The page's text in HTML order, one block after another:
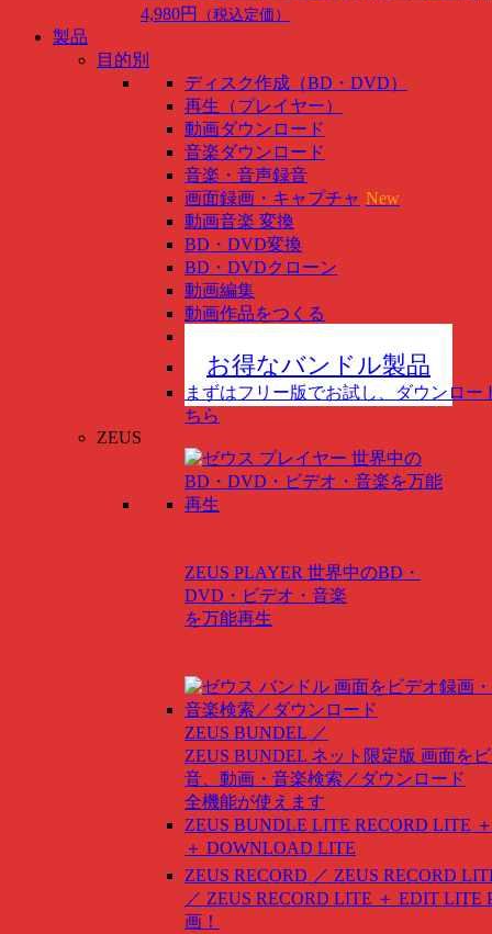
4,980円
（税込定価）
製品
目的別
ディスク作成（BD・DVD）
再生（プレイヤー）
動画ダウンロード
音楽ダウンロード
音楽・音声録音
画面録画・キャプチャ New
動画音楽 変換
BD・DVD変換
BD・DVDクローン
動画編集
動画作品をつくる
お得なバンドル製品
まずはフリー版でお試し、ダウンロー
ちら
ZEUS
ZEUS PLAYER 世界中のBD・
DVD・ビデオ・音楽
を万能再生
ZEUS BUNDEL ／
ZEUS BUNDEL ネット限定版 画面を
音、動画・音楽検索／ダウンロード
全機能が使えます
ZEUS BUNDLE LITE RECORD LITE
＋ DOWNLOAD LITE
ZEUS RECORD ／ ZEUS RECORD
／ ZEUS RECORD LITE ＋ EDIT LITE
画！